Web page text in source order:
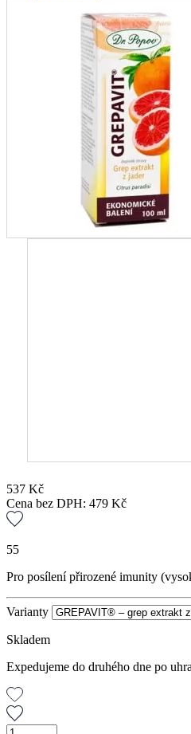
537 Kč
Cena bez DPH: 479 Kč
55
Pro posílení přirozené imunity
Varianty
Skladem
Expedujeme do druhého dne po
GREPAVIT®